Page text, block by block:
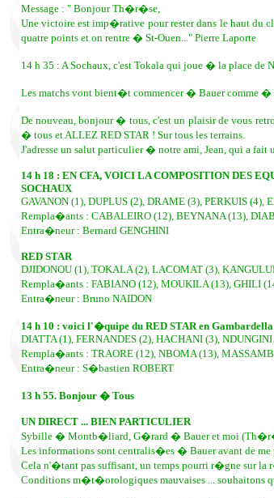
Message : " Bonjour Th�r�se,
Une victoire est imp�rative pour rester dans le haut du
quatre points et on rentre � St-Ouen..." Pierre Laporte
14 h 35 : A Sochaux, c'est Tokala qui joue � la place de
Les matchs vont bient�t commencer � Bauer comme �
De nouveau, bonjour � tous, c'est un plaisir de vous
� tous et ALLEZ RED STAR ! Sur tous les terrains.
J'adresse un salut particulier � notre ami, Jean, qui a
14 h 18 : EN CFA, VOICI LA COMPOSITION DES
SOCHAUX
GAVANON (1), DUPLUS (2), DRAME (3), PERKUIS (4),
Rempla�ants : CABALEIRO (12), BEYNANA (13),
Entra�neur : Bernard GENGHINI
RED STAR
DJIDONOU (1), TOKALA (2), LACOMAT (3),
Rempla�ants : FABIANO (12), MOUKILA (13), GHILI
Entra�neur : Bruno NAIDON
14 h 10 : voici l'�quipe du RED STAR en
DIATTA (1), FERNANDES (2), HACHANI (3),
Rempla�ants : TRAORE (12), NBOMA (13),
Entra�neur : S�bastien ROBERT
13 h 55. Bonjour � Tous
UN DIRECT ... BIEN PARTICULIER
Sybille � Montb�liard, G�rard � Bauer et moi
Les informations sont centralis�es � Bauer avant de
Cela n'�tant pas suffisant, un temps pourri r�gne sur la
Conditions m�t�orologiques mauvaises ... souhaitons